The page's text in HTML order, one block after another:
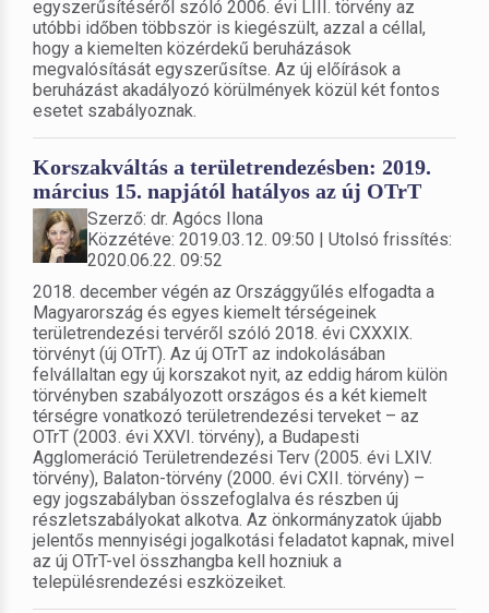
egyszerűsítéséről szóló 2006. évi LIII. törvény az
utóbbi időben többször is kiegészült, azzal a céllal,
hogy a kiemelten közérdekű beruházások
megvalósítását egyszerűsítse. Az új előírások a
beruházást akadályozó körülmények közül két fontos
esetet szabályoznak.
Korszakváltás a területrendezésben: 2019.
március 15. napjától hatályos az új OTrT
Szerző: dr. Agócs Ilona
Közzétéve: 2019.03.12. 09:50 | Utolsó frissítés:
2020.06.22. 09:52
2018. december végén az Országgyűlés elfogadta a
Magyarország és egyes kiemelt térségeinek
területrendezési tervéről szóló 2018. évi CXXXIX.
törvényt (új OTrT). Az új OTrT az indokolásában
felvállaltan egy új korszakot nyit, az eddig három külön
törvényben szabályozott országos és a két kiemelt
térségre vonatkozó területrendezési terveket – az
OTrT (2003. évi XXVI. törvény), a Budapesti
Agglomeráció Területrendezési Terv (2005. évi LXIV.
törvény), Balaton-törvény (2000. évi CXII. törvény) –
egy jogszabályban összefoglalva és részben új
részletszabályokat alkotva. Az önkormányzatok újabb
jelentős mennyiségi jogalkotási feladatot kapnak, mivel
az új OTrT-vel összhangba kell hozniuk a
településrendezési eszközeiket.